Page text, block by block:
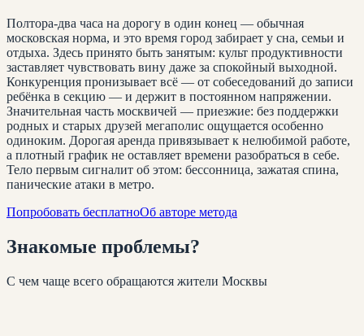
Полтора-два часа на дорогу в один конец — обычная
московская норма, и это время город забирает у сна, семьи и
отдыха. Здесь принято быть занятым: культ продуктивности
заставляет чувствовать вину даже за спокойный выходной.
Конкуренция пронизывает всё — от собеседований до записи
ребёнка в секцию — и держит в постоянном напряжении.
Значительная часть москвичей — приезжие: без поддержки
родных и старых друзей мегаполис ощущается особенно
одиноким. Дорогая аренда привязывает к нелюбимой работе,
а плотный график не оставляет времени разобраться в себе.
Тело первым сигналит об этом: бессонница, зажатая спина,
панические атаки в метро.
Попробовать бесплатноОб авторе метода
Знакомые проблемы?
С чем чаще всего обращаются жители Москвы